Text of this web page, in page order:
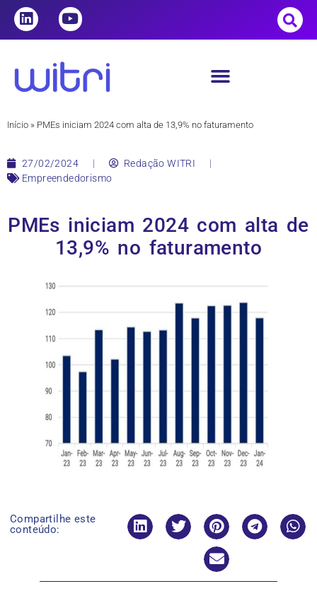
Início » PMEs iniciam 2024 com alta de 13,9% no faturamento
27/02/2024
Redação WITRI
Empreendedorismo
PMEs iniciam 2024 com alta de
13,9% no faturamento
Compartilhe este
conteúdo: